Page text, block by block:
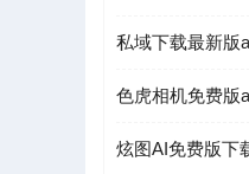
私域下载最新版
色虎相机免费版app
炫图AI免费版下载